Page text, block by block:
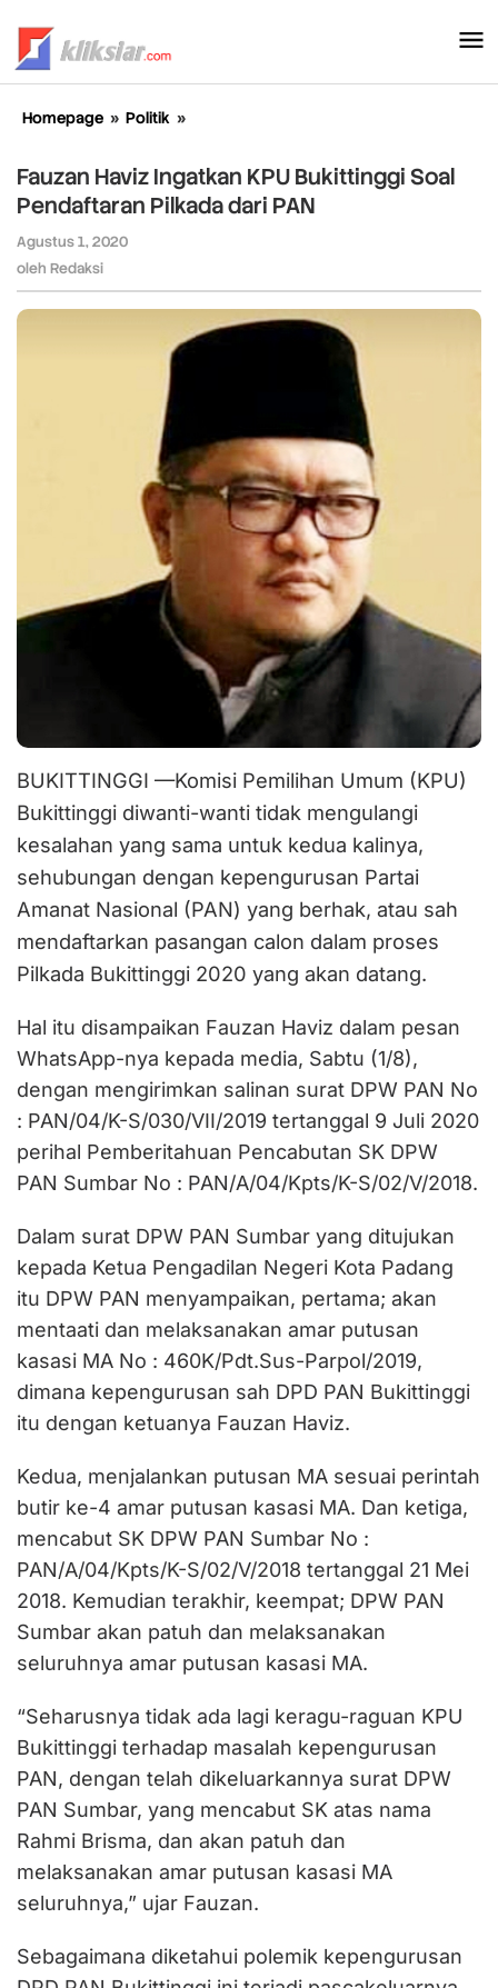
konten
Homepage » Politik »
Ingatkan
KPU
Bukittinggi
dari
PAN
Fauzan Haviz Ingatkan KPU Bukittinggi Soal
Pendaftaran Pilkada dari PAN
Agustus 1, 2020
oleh Redaksi
BUKITTINGGI —Komisi Pemilihan Umum (KPU)
Bukittinggi diwanti-wanti tidak mengulangi
kesalahan yang sama untuk kedua kalinya,
sehubungan dengan kepengurusan Partai
Amanat Nasional (PAN) yang berhak, atau sah
mendaftarkan pasangan calon dalam proses
Pilkada Bukittinggi 2020 yang akan datang.
Hal itu disampaikan Fauzan Haviz dalam pesan
WhatsApp-nya kepada media, Sabtu (1/8),
dengan mengirimkan salinan surat DPW PAN No
: PAN/04/K-S/030/VII/2019 tertanggal 9 Juli 2020
perihal Pemberitahuan Pencabutan SK DPW
PAN Sumbar No : PAN/A/04/Kpts/K-S/02/V/2018.
Dalam surat DPW PAN Sumbar yang ditujukan
kepada Ketua Pengadilan Negeri Kota Padang
itu DPW PAN menyampaikan, pertama; akan
mentaati dan melaksanakan amar putusan
kasasi MA No : 460K/Pdt.Sus-Parpol/2019,
dimana kepengurusan sah DPD PAN Bukittinggi
itu dengan ketuanya Fauzan Haviz.
Kedua, menjalankan putusan MA sesuai perintah
butir ke-4 amar putusan kasasi MA. Dan ketiga,
mencabut SK DPW PAN Sumbar No :
PAN/A/04/Kpts/K-S/02/V/2018 tertanggal 21 Mei
2018. Kemudian terakhir, keempat; DPW PAN
Sumbar akan patuh dan melaksanakan
seluruhnya amar putusan kasasi MA.
“Seharusnya tidak ada lagi keragu-raguan KPU
Bukittinggi terhadap masalah kepengurusan
PAN, dengan telah dikeluarkannya surat DPW
PAN Sumbar, yang mencabut SK atas nama
Rahmi Brisma, dan akan patuh dan
melaksanakan amar putusan kasasi MA
seluruhnya,” ujar Fauzan.
Sebagaimana diketahui polemik kepengurusan